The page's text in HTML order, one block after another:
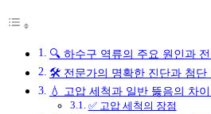
🔍 하수구 역류의 주요 원인과
🛠️ 전문가의 명확한 진단과 첨단
💧 고압 세척과 일반 뚫음의 차이
✅ 고압 세척의 장점